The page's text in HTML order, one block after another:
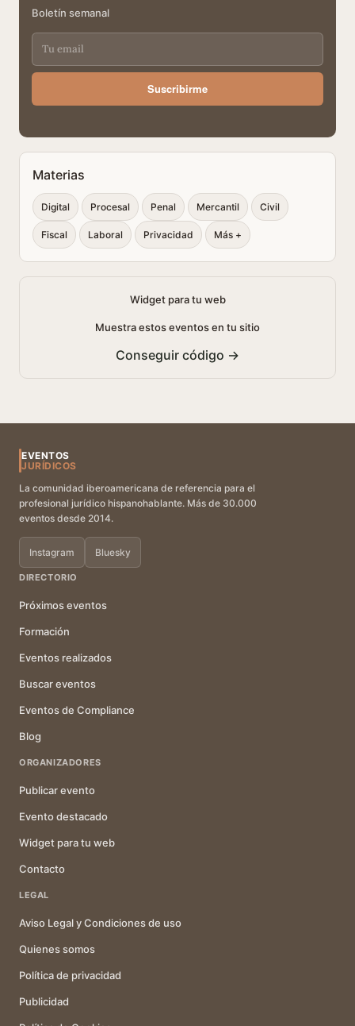
Boletín semanal
Suscribirme
Materias
Digital Procesal Penal Mercantil Civil
Fiscal Laboral Privacidad Más +
Widget para tu web
Muestra estos eventos en tu sitio
Conseguir código →
EVENTOS
JURÍDICOS
La comunidad iberoamericana de referencia para el
profesional jurídico hispanohablante. Más de 30.000
eventos desde 2014.
Instagram Bluesky
DIRECTORIO
Próximos eventos
Formación
Eventos realizados
Buscar eventos
Eventos de Compliance
Blog
ORGANIZADORES
Publicar evento
Evento destacado
Widget para tu web
Contacto
LEGAL
Aviso Legal y Condiciones de uso
Quienes somos
Política de privacidad
Publicidad